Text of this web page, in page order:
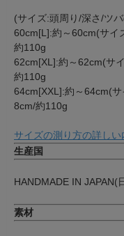
(サイズ:頭周り/深さ/ツ
60cm[L]:約～60cm(サイ
約110g
62cm[XL]:約～62cm(サ
約110g
64cm[XXL]:約～64cm(
8cm/約110g
サイズの測り方の詳しい
生産国
HANDMADE IN JAPAN(
素材